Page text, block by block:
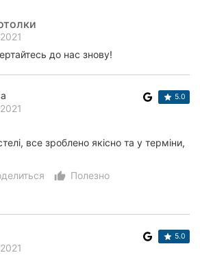
до нас знову!
5.0
все зроблено якісно та у терміни,
thumb_up_alt
Полезно
5.0